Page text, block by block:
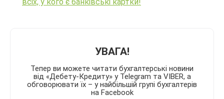
всіх, у кого є банківські картки!
УВАГА!
Тепер ви можете читати бухгалтерські новини
від «Дебету-Кредиту» у Telegram та VIBER, а
обговорювати їх – у найбільшій групі бухгалтерів
на Facebook